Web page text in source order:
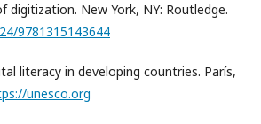
digitization. New York, NY: Routledge.
9781315143644
literacy in developing countries. París,
unesco.org